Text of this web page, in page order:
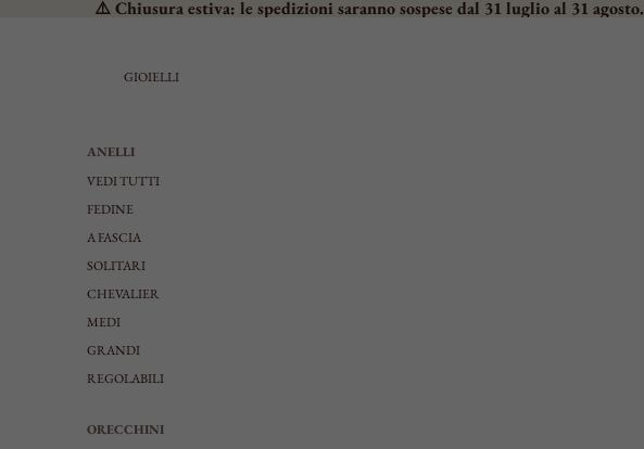
⚠️ Chiusura estiva: le spedizioni saranno sospese dal 31 luglio al 31 agosto.
GIOIELLI
ANELLI
VEDI TUTTI
FEDINE
A FASCIA
SOLITARI
CHEVALIER
MEDI
GRANDI
REGOLABILI
ORECCHINI